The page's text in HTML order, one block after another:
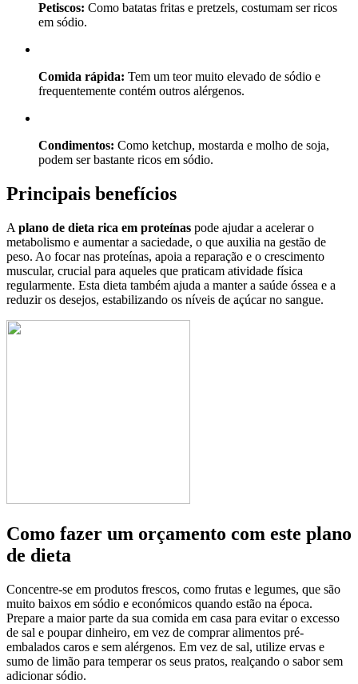
Petiscos: Como batatas fritas e pretzels, costumam ser ricos
em sódio.
Comida rápida: Tem um teor muito elevado de sódio e
frequentemente contém outros alérgenos.
Condimentos: Como ketchup, mostarda e molho de soja,
podem ser bastante ricos em sódio.
Principais benefícios
A plano de dieta rica em proteínas pode ajudar a acelerar o
metabolismo e aumentar a saciedade, o que auxilia na gestão de
peso. Ao focar nas proteínas, apoia a reparação e o crescimento
muscular, crucial para aqueles que praticam atividade física
regularmente. Esta dieta também ajuda a manter a saúde óssea e a
reduzir os desejos, estabilizando os níveis de açúcar no sangue.
Como fazer um orçamento com este plano
de dieta
Concentre-se em produtos frescos, como frutas e legumes, que são
muito baixos em sódio e económicos quando estão na época.
Prepare a maior parte da sua comida em casa para evitar o excesso
de sal e poupar dinheiro, em vez de comprar alimentos pré-
embalados caros e sem alérgenos. Em vez de sal, utilize ervas e
sumo de limão para temperar os seus pratos, realçando o sabor sem
adicionar sódio.